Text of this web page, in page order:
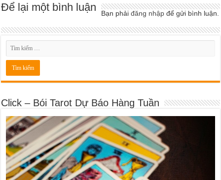
Để lại một bình luận Bạn phảiđăng nhập để gửi bình luận.
Click – Bói Tarot Dự Báo Hàng Tuần